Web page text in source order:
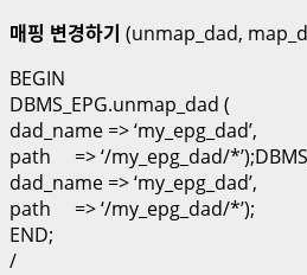
매핑 변경하기 (unmap_dad,
BEGIN
DBMS_EPG.unmap_dad (
dad_name => ‘my_epg_dad’,
path => ‘/my_epg_dad/
dad_name => ‘my_epg_dad’,
path => ‘/my_epg_dad/*’);
END;
/